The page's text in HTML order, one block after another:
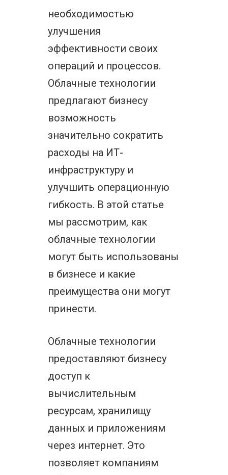
необходимостью
улучшения
эффективности своих
операций и процессов.
Облачные технологии
предлагают бизнесу
возможность
значительно сократить
расходы на ИТ-
инфраструктуру и
улучшить операционную
гибкость. В этой статье
мы рассмотрим, как
облачные технологии
могут быть использованы
в бизнесе и какие
преимущества они могут
принести.
Облачные технологии
предоставляют бизнесу
доступ к
вычислительным
ресурсам, хранилищу
данных и приложениям
через интернет. Это
позволяет компаниям